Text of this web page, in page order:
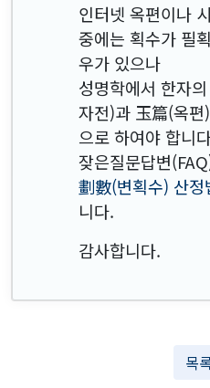
인터넷 옥편이나
중에는 획수가 필
우가 있으나
성명학에서 한자
자전)과 玉篇(옥편
으로 하여야 합니
잦은질문답변
劃數(변획수) 산정
니다.
감사합니다.
목